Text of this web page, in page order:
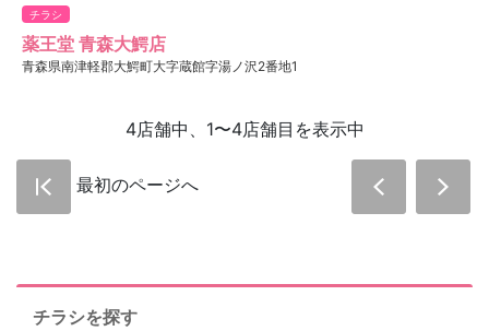
チラシ
薬王堂 青森大鰐店
青森県南津軽郡大鰐町大字蔵館字湯ノ沢2番地1
4店舗中、1〜4店舗目を表示中
最初のページへ
チラシを探す